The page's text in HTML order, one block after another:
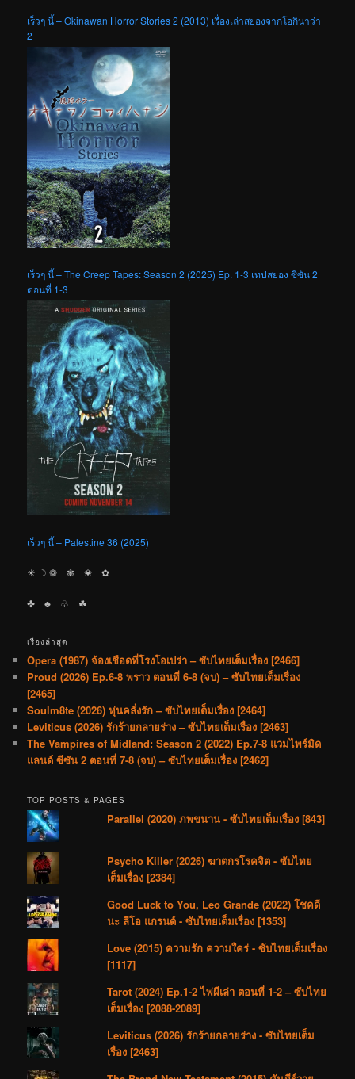
เร็วๆ นี้ – Okinawan Horror Stories 2 (2013) เรื่องเล่าสยองจากโอกินาว่า
2
เร็วๆ นี้ – The Creep Tapes: Season 2 (2025) Ep. 1-3 เทปสยอง ซีซัน 2
ตอนที่ 1-3
เร็วๆ นี้ – Palestine 36 (2025)
☀︎ ☽ ❁ ✾ ❀ ✿
✤ ♣︎ ♧ ☘︎
เรื่องล่าสุด
Opera (1987) จ้องเชือดที่โรงโอเปร่า – ซับไทยเต็มเรื่อง [2466]
Proud (2026) Ep.6-8 พราว ตอนที่ 6-8 (จบ) – ซับไทยเต็มเรื่อง
[2465]
Soulm8te (2026) หุ่นคลั่งรัก – ซับไทยเต็มเรื่อง [2464]
Leviticus (2026) รักร้ายกลายร่าง – ซับไทยเต็มเรื่อง [2463]
The Vampires of Midland: Season 2 (2022) Ep.7-8 แวมไพร์มิด
แลนด์ ซีซัน 2 ตอนที่ 7-8 (จบ) – ซับไทยเต็มเรื่อง [2462]
TOP POSTS & PAGES
Parallel (2020) ภพขนาน - ซับไทยเต็มเรื่อง [843]
Psycho Killer (2026) ฆาตกรโรคจิต - ซับไทย
เต็มเรื่อง [2384]
Good Luck to You, Leo Grande (2022) โชคดี
นะ ลีโอ แกรนด์ - ซับไทยเต็มเรื่อง [1353]
Love (2015) ความรัก ความใคร่ - ซับไทยเต็มเรื่อง
[1117]
Tarot (2024) Ep.1-2 ไพ่ผีเล่า ตอนที่ 1-2 – ซับไทย
เต็มเรื่อง [2088-2089]
Leviticus (2026) รักร้ายกลายร่าง - ซับไทยเต็ม
เรื่อง [2463]